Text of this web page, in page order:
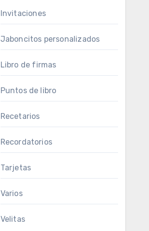
Invitaciones
Jaboncitos personalizados
Libro de firmas
Puntos de libro
Recetarios
Recordatorios
Tarjetas
Varios
Velitas